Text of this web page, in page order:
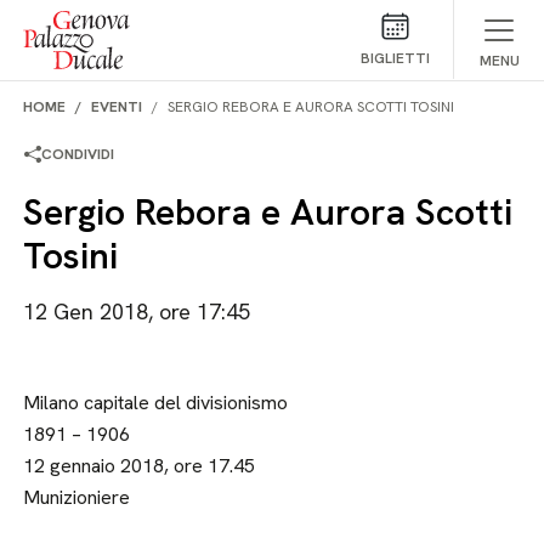
Salta al contenuto
BIGLIETTI MENU
HOME EVENTI SERGIO REBORA E AURORA SCOTTI TOSINI
CONDIVIDI
Sergio Rebora e Aurora Scotti
Tosini
12 Gen 2018, ore 17:45
Milano capitale del divisionismo
1891 – 1906
12 gennaio 2018, ore 17.45
Munizioniere